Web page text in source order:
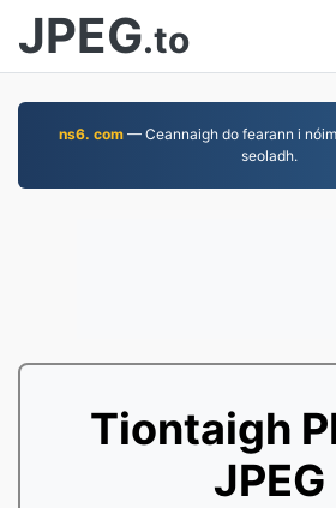
JPEG.to
ns6. com — Ceannaigh do fearann i
seoladh.
Tiontaigh
JPEG